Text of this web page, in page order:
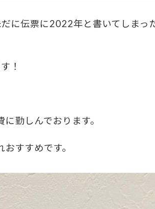
に伝票に2022年と書いてしまっ
！
勤しんでおります。
すすめです。